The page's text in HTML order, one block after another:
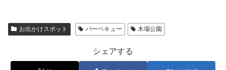
お出かけスポット バーベキュー 木場公園
シェアする